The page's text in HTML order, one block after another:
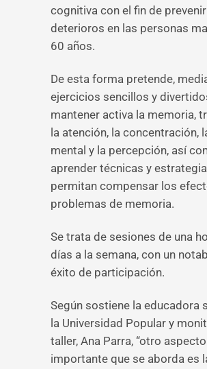
cognitiva con el fin de
deterioros en las personas
60 años.
De esta forma pretende,
ejercicios sencillos y
mantener activa la memoria,
la atención, la concentración,
mental y la percepción, así
aprender técnicas y
permitan compensar los
problemas de memoria.
Se trata de sesiones de una
días a la semana, con un
éxito de participación.
Según sostiene la educadora
la Universidad Popular y
taller, Ana Parra, “otro
importante que se aborda es